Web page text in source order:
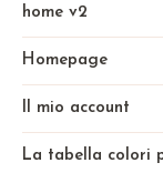
home v2
Homepage
Il mio account
La tabella colori